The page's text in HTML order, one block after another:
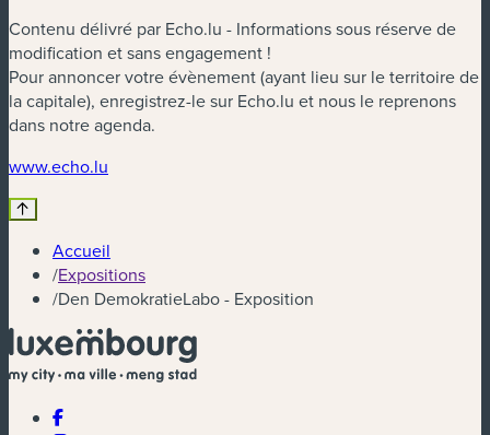
Contenu délivré par Echo.lu - Informations sous réserve de
modification et sans engagement !
Pour annoncer votre évènement (ayant lieu sur le territoire de
la capitale), enregistrez-le sur Echo.lu et nous le reprenons
dans notre agenda.
www.echo.lu
Accueil
/Expositions
/Den DemokratieLabo - Exposition